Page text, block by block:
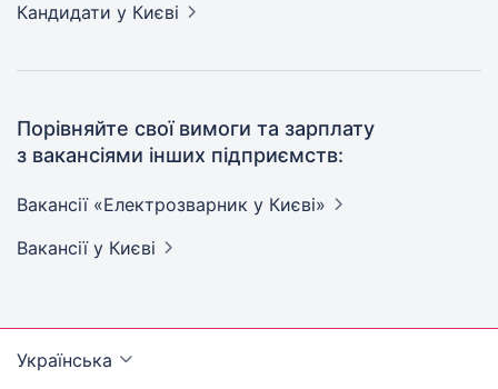
Кандидати у Києві
Порівняйте свої вимоги та зарплату
з вакансіями інших підприємств:
Вакансії «Електрозварник у Києві»
Вакансії у Києві
Українська